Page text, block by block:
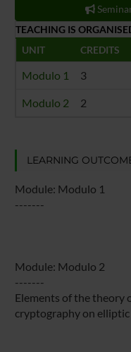
TEACHING IS
UNIT
CREDITS
Modulo 1 3
Modulo 2 2
LEARNING
Module: Modulo 1
-------
Module: Modulo 2
-------
Elements of the theory
cryptography on elliptic